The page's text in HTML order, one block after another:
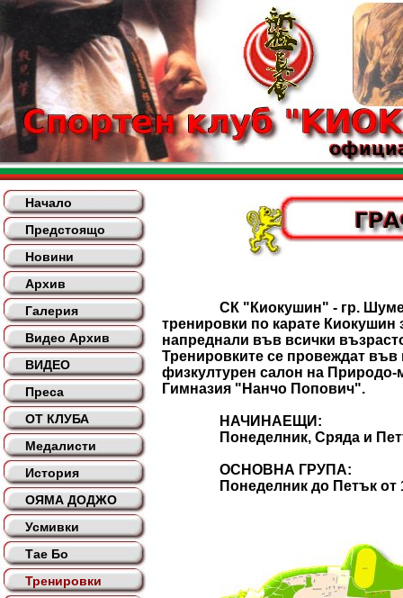
Начало
Предстоящо
Новини
Архив
Галерия
Видео Архив
ВИДЕО
Преса
ОТ КЛУБА
Медалисти
История
ОЯМА ДОДЖО
Усмивки
Тае Бо
Тренировки
СК "Киокушин" - гр. Шумен
тренировки по карате Киокушин
напреднали във всички
Тренировките се провеждат
физкултурен салон на Природо-
Гимназия "Нанчо Попович".
НАЧИНАЕЩИ:
Понеделник, Сряда и Петък
ОСНОВНА ГРУПА:
Понеделник до Петък от